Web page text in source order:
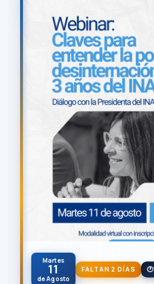
Martes
11
de Agosto
FALTAN 2 DÍAS